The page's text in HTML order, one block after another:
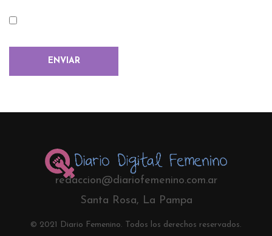
redaccion@diariofemenino.com.ar
Santa Rosa, La Pampa
© 2021 Diario Femenino. Todos los derechos reservados.